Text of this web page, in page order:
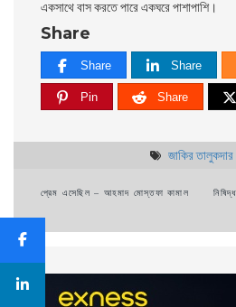
একসাথে বাস করতে পারে একঘরে পাশাপাশি।
Share
Share Share
Pin Share
জাকির তালুকদার
Post
navigation
প্রেম এসেছিল – আহমাদ মোস্তফা কামাল